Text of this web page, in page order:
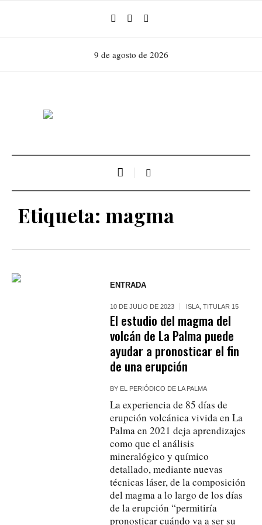
9 de agosto de 2026
Etiqueta: magma
ENTRADA
10 DE JULIO DE 2023 ISLA ,TITULAR 15
El estudio del magma del
volcán de La Palma puede
ayudar a pronosticar el fin
de una erupción
BY EL PERIÓDICO DE LA PALMA
La experiencia de 85 días de
erupción volcánica vivida en La
Palma en 2021 deja aprendizajes
como que el análisis
mineralógico y químico
detallado, mediante nuevas
técnicas láser, de la composición
del magma a lo largo de los días
de la erupción “permitiría
pronosticar cuándo va a ser su